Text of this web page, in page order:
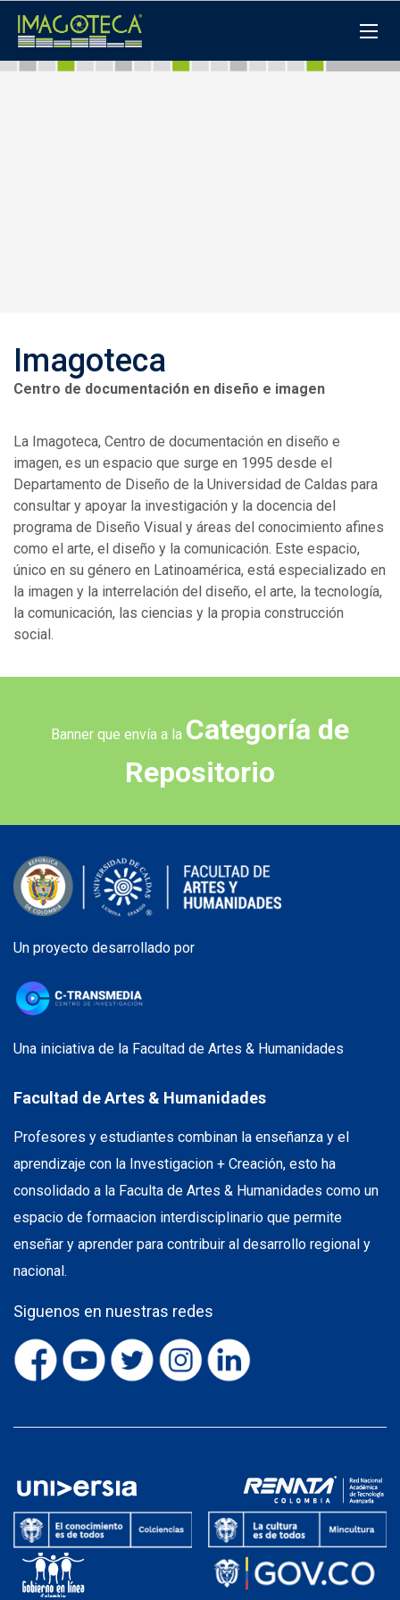
Imagoteca
Centro de documentación en diseño e imagen
La Imagoteca, Centro de documentación en diseño e
imagen, es un espacio que surge en 1995 desde el
Departamento de Diseño de la Universidad de Caldas para
consultar y apoyar la investigación y la docencia del
programa de Diseño Visual y áreas del conocimiento afines
como el arte, el diseño y la comunicación. Este espacio,
único en su género en Latinoamérica, está especializado en
la imagen y la interrelación del diseño, el arte, la tecnología,
la comunicación, las ciencias y la propia construcción
social.
Banner que envía a la Categoría de
Repositorio
Un proyecto desarrollado por
Una iniciativa de la Facultad de Artes & Humanidades
Facultad de Artes & Humanidades
Profesores y estudiantes combinan la enseñanza y el
aprendizaje con la Investigacion + Creación, esto ha
consolidado a la Faculta de Artes & Humanidades como un
espacio de formaacion interdisciplinario que permite
enseñar y aprender para contribuir al desarrollo regional y
nacional.
Siguenos en nuestras redes